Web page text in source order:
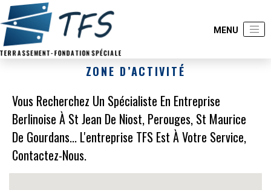
ZONE D’ACTIVITÉ
Vous Recherchez Un Spécialiste En Entreprise
Berlinoise À St Jean De Niost, Perouges, St Maurice
De Gourdans... L'entreprise TFS Est À Votre Service,
Contactez-Nous.